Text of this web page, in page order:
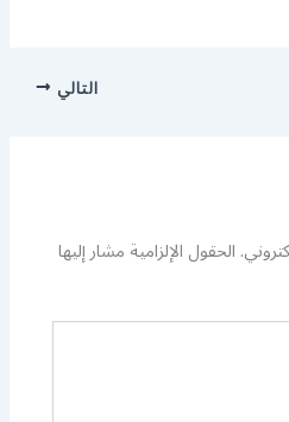
التالي
الحقول الإلزامية مشار إليها